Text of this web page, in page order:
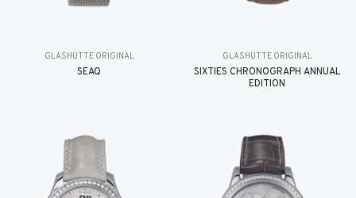
GLASHÜTTE ORIGINAL
SEAQ
GLASHÜTTE ORIGINAL
SIXTIES CHRONOGRAPH ANNUAL
EDITION